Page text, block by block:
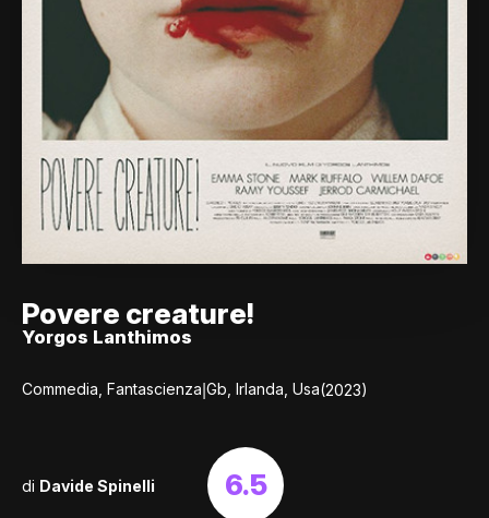
Povere creature!
Yorgos Lanthimos
Commedia, Fantascienza|Gb, Irlanda, Usa(2023)
di Davide Spinelli 6.5